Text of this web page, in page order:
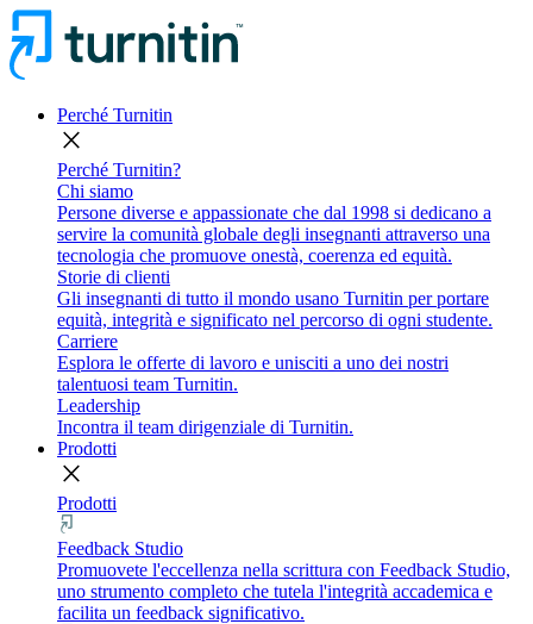
Perché Turnitin
close
Perché Turnitin?
Chi siamo
Persone diverse e appassionate che dal 1998 si dedicano a
servire la comunità globale degli insegnanti attraverso una
tecnologia che promuove onestà, coerenza ed equità.
Storie di clienti
Gli insegnanti di tutto il mondo usano Turnitin per portare
equità, integrità e significato nel percorso di ogni studente.
Carriere
Esplora le offerte di lavoro e unisciti a uno dei nostri
talentuosi team Turnitin.
Leadership
Incontra il team dirigenziale di Turnitin.
Prodotti
close
Prodotti
Feedback Studio
Promuovete l'eccellenza nella scrittura con Feedback Studio,
uno strumento completo che tutela l'integrità accademica e
facilita un feedback significativo.